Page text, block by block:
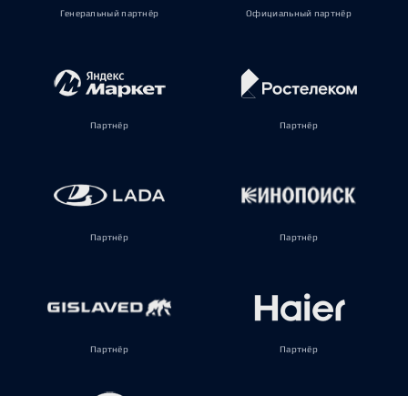
Генеральный партнёр Официальный партнёр
Партнёр Партнёр
Партнёр Партнёр
Партнёр Партнёр